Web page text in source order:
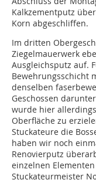
Kalkzementputz
Korn abgeschliffen.
Im dritten
Ziegelmauerwerk
Ausgleichsputz auf.
Bewehrungsschicht
denselben
Geschossen
wurde hier
Oberfläche zu
Stuckateure die
haben wir noch
Renovierputz
einzelnen
Stuckateurmeister